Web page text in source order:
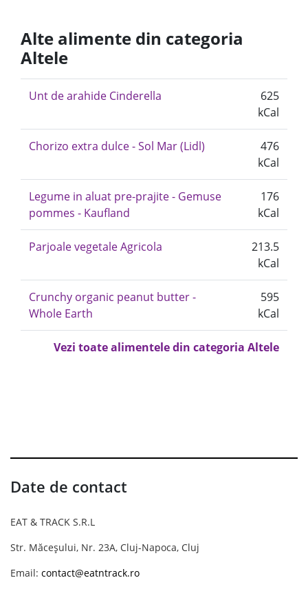
Alte alimente din categoria
Altele
Unt de arahide Cinderella
625
kCal
Chorizo extra dulce - Sol Mar (Lidl)
476
kCal
Legume in aluat pre-prajite - Gemuse
pommes - Kaufland
176
kCal
Parjoale vegetale Agricola
213.5
kCal
Crunchy organic peanut butter -
Whole Earth
595
kCal
Vezi toate alimentele din categoria Altele
Date de contact
EAT & TRACK S.R.L
Str. Măceșului, Nr. 23A, Cluj-Napoca, Cluj
Email: contact@eatntrack.ro